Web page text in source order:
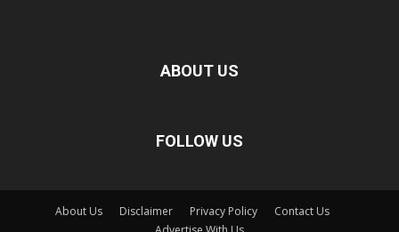
ABOUT US
FOLLOW US
About Us Disclaimer Privacy Policy
Contact Us